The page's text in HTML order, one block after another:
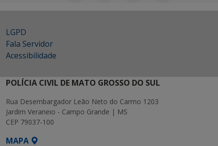
LGPD
Fala Servidor
Acessibilidade
POLÍCIA CIVIL DE MATO GROSSO DO SUL
Rua Desembargador Leão Neto do Carmo 1203
Jardim Veraneio - Campo Grande | MS
CEP 79037-100
MAPA